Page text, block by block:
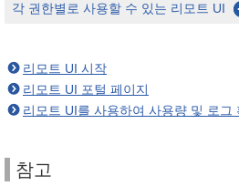
각 권한별로 사용할 수 있는 리모트 UI
리모트 UI 시작
리모트 UI 포털 페이지
리모트 UI를 사용하여 사용량 및 로그
참고